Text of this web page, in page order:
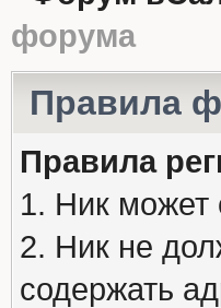
форума
Правила
Правила
1. Ник может
2. Ник не
содержать